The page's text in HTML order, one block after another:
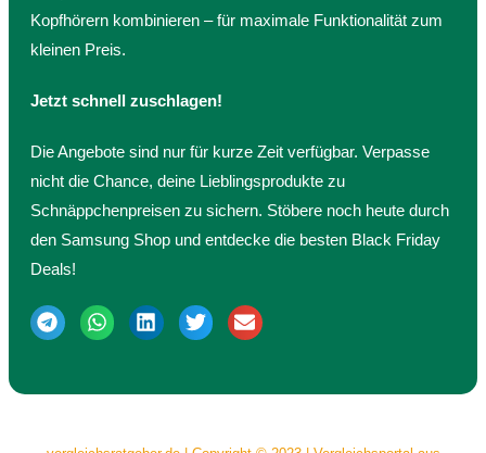
Kopfhörern kombinieren – für maximale Funktionalität zum
kleinen Preis.
Jetzt schnell zuschlagen!
Die Angebote sind nur für kurze Zeit verfügbar. Verpasse
nicht die Chance, deine Lieblingsprodukte zu
Schnäppchenpreisen zu sichern. Stöbere noch heute durch
den Samsung Shop und entdecke die besten Black Friday
Deals!